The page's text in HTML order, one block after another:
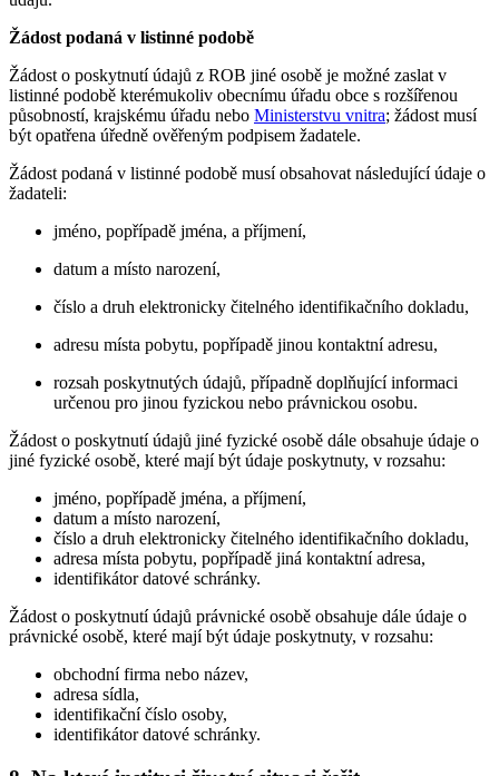
Žádost podaná v listinné podobě
Žádost o poskytnutí údajů z ROB jiné osobě je možné zaslat v
listinné podobě kterémukoliv obecnímu úřadu obce s rozšířenou
působností, krajskému úřadu nebo Ministerstvu vnitra; žádost musí
být opatřena úředně ověřeným podpisem žadatele.
Žádost podaná v listinné podobě musí obsahovat následující údaje o
žadateli:
jméno, popřípadě jména, a příjmení,
datum a místo narození,
číslo a druh elektronicky čitelného identifikačního dokladu,
adresu místa pobytu, popřípadě jinou kontaktní adresu,
rozsah poskytnutých údajů, případně doplňující informaci
určenou pro jinou fyzickou nebo právnickou osobu.
Žádost o poskytnutí údajů jiné fyzické osobě dále obsahuje údaje o
jiné fyzické osobě, které mají být údaje poskytnuty, v rozsahu:
jméno, popřípadě jména, a příjmení,
datum a místo narození,
číslo a druh elektronicky čitelného identifikačního dokladu,
adresa místa pobytu, popřípadě jiná kontaktní adresa,
identifikátor datové schránky.
Žádost o poskytnutí údajů právnické osobě obsahuje dále údaje o
právnické osobě, které mají být údaje poskytnuty, v rozsahu:
obchodní firma nebo název,
adresa sídla,
identifikační číslo osoby,
identifikátor datové schránky.